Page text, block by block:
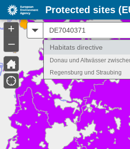
+
–
Habitats directive
Donau und Altwässer
Regensburg und Straubing
Protected sites